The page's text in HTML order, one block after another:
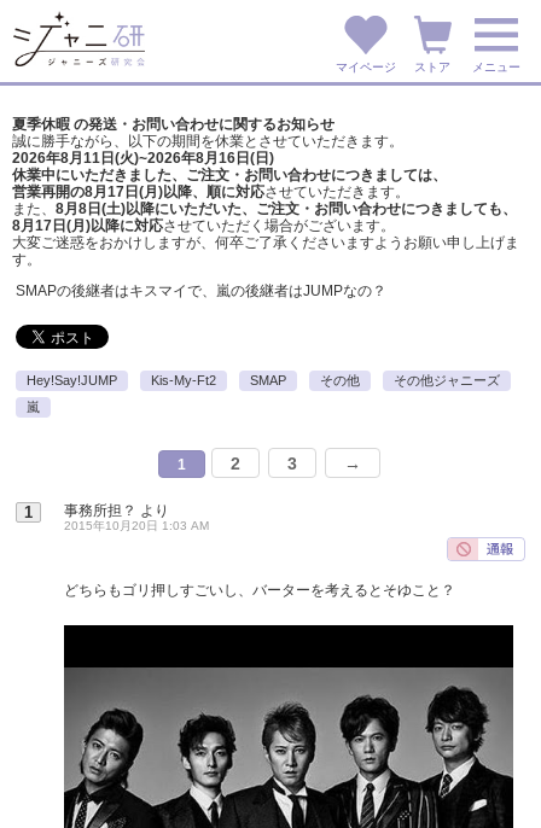
マイページ ストア メニュー
夏季休暇 の発送・お問い合わせに関するお知らせ
誠に勝手ながら、以下の期間を休業とさせていただきます。
2026年8月11日(火)~2026年8月16日(日)
休業中にいただきました、ご注文・お問い合わせにつきましては、
営業再開の8月17日(月)以降、順に対応させていただきます。
また、 8月8日(土)以降にいただいた、ご注文・ お問い合わせにつきましても、
8月17日(月)以降に対応させていただく場合がございます。
大変ご迷惑をおかけしますが、 何卒ご了承くださいますようお願い申し上げま
す。
SMAPの後継者はキスマイで、嵐の後継者はJUMPなの？
Hey!Say!JUMP Kis-My-Ft2 SMAP その他
その他ジャニーズ
嵐
1 2 3 →
1 事務所担？ より
2015年10月20日 1:03 AM
どちらもゴリ押しすごいし、バーターを考えるとそゆこと？